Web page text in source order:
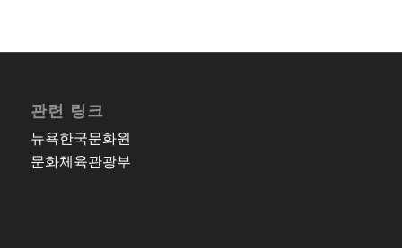
관련 링크
뉴욕한국문화원
문화체육관광부